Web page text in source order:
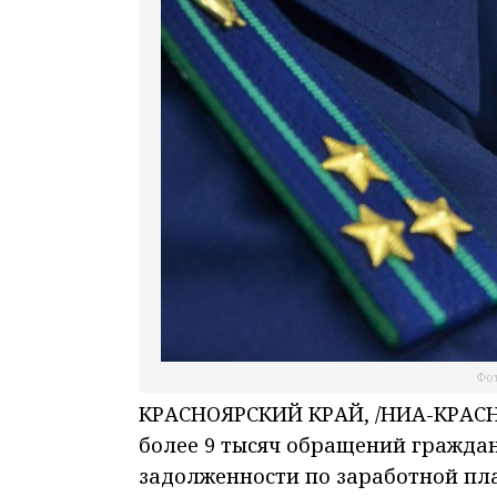
КРАСНОЯРСКИЙ КРАЙ, /НИА-
более 9 тысяч обращений
задолженности по заработной